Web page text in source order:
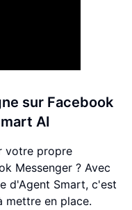
sur Facebook
AI
votre propre
Messenger ? Avec
d'Agent Smart, c'est
mettre en place.